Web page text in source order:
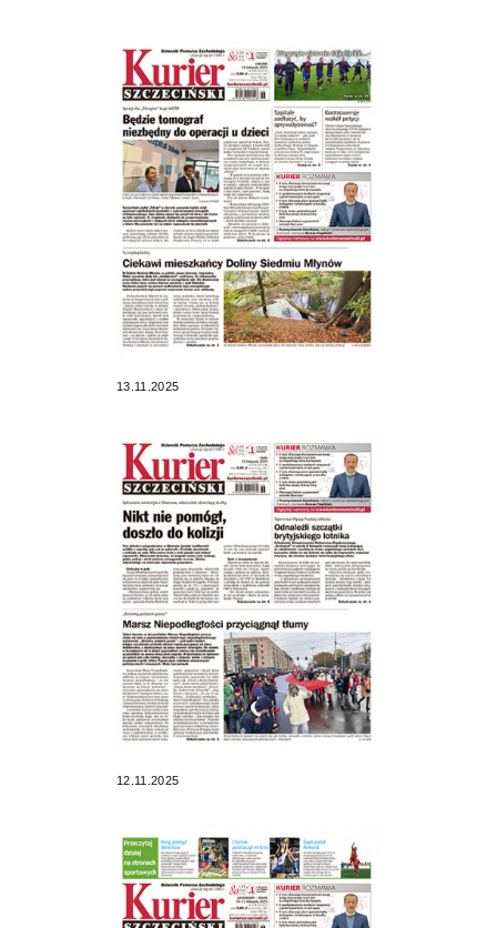
13.11.2025
12.11.2025